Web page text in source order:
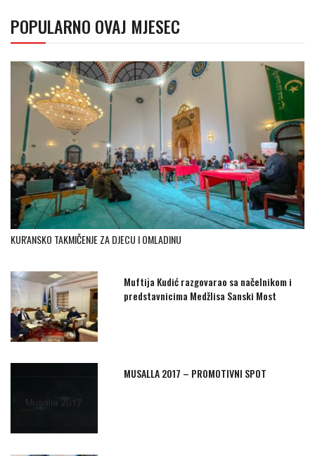
POPULARNO OVAJ MJESEC
KUR'ANSKO TAKMIČENJE ZA DJECU I OMLADINU
Muftija Kudić razgovarao sa načelnikom i
predstavnicima Medžlisa Sanski Most
MUSALLA 2017 – PROMOTIVNI SPOT